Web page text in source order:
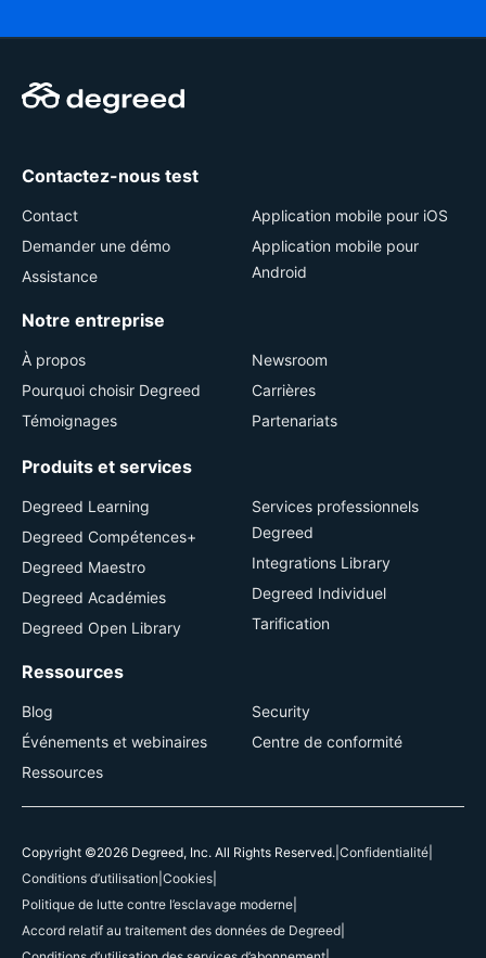
Contactez-nous test
Contact
Demander une démo
Assistance
Application mobile pour iOS
Application mobile pour
Android
Notre entreprise
À propos
Pourquoi choisir Degreed
Témoignages
Newsroom
Carrières
Partenariats
Produits et services
Degreed Learning
Degreed Compétences+
Degreed Maestro
Degreed Académies
Degreed Open Library
Services professionnels
Degreed
Integrations Library
Degreed Individuel
Tarification
Ressources
Blog
Événements et webinaires
Ressources
Security
Centre de conformité
Copyright ©2026 Degreed, Inc. All Rights Reserved. Confidentialité
Conditions d’utilisation Cookies
Politique de lutte contre l’esclavage moderne
Accord relatif au traitement des données de Degreed